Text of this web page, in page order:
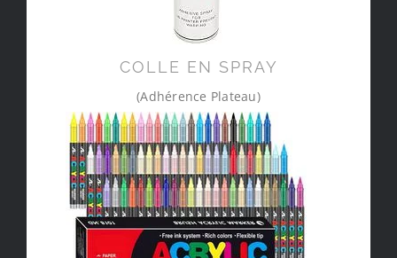
COLLE EN SPRAY
(Adhérence Plateau)